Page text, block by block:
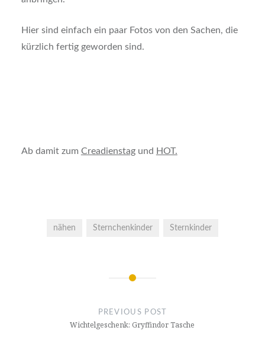
Hier sind einfach ein paar Fotos von den Sachen, die
kürzlich fertig geworden sind.
Ab damit zum Creadienstagund HOT.
nähen Sternchenkinder Sternkinder
PREVIOUS POST
Wichtelgeschenk: Gryffindor Tasche